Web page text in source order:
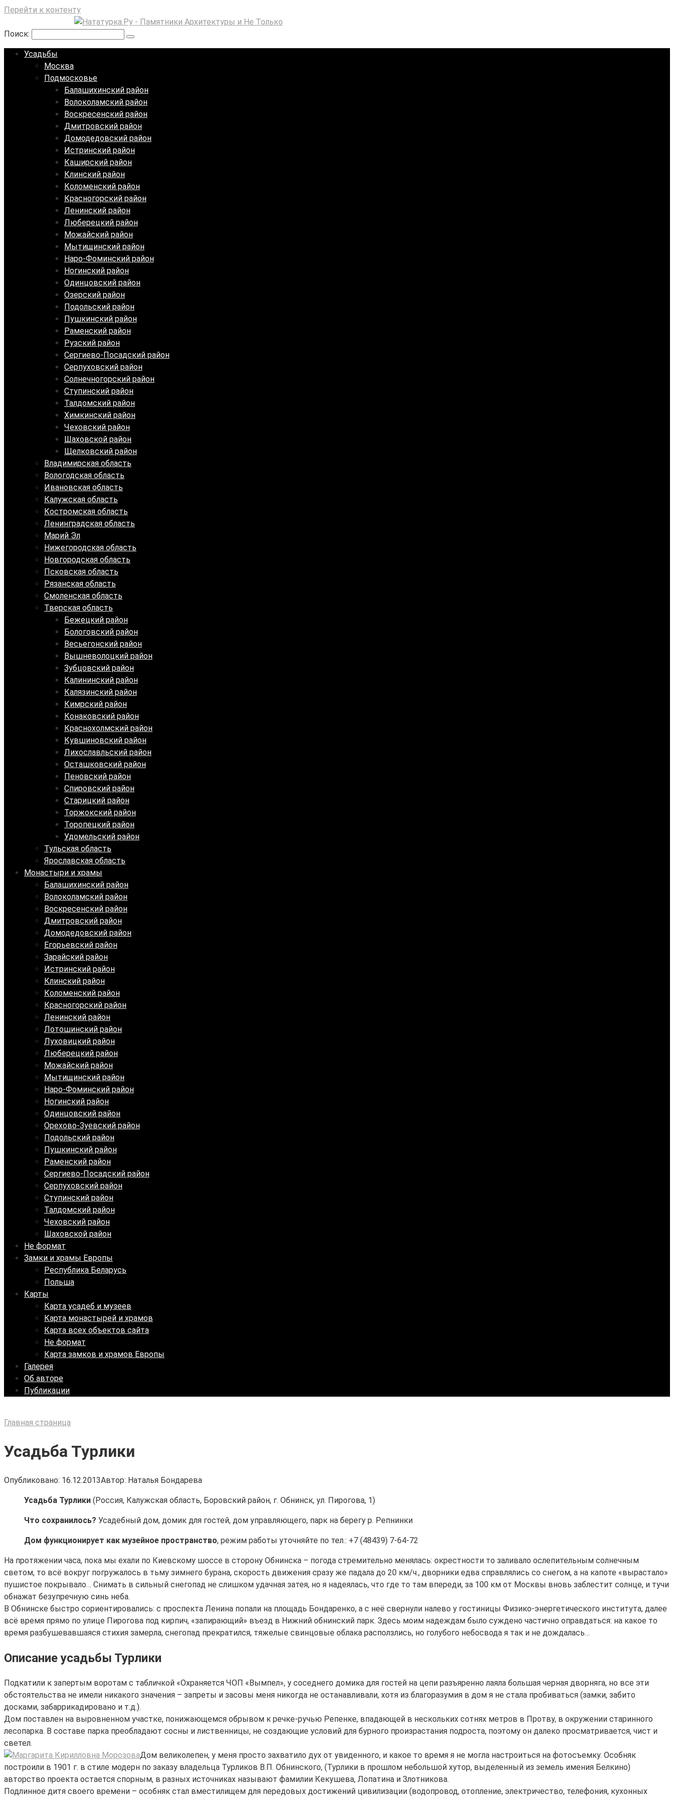
Перейти к контенту
Поиск:
Усадьбы
Москва
Подмосковье
Балашихинский район
Волоколамский район
Воскресенский район
Дмитровский район
Домодедовский район
Истринский район
Каширский район
Клинский район
Коломенский район
Красногорский район
Ленинский район
Люберецкий район
Можайский район
Мытищинский район
Наро-Фоминский район
Ногинский район
Одинцовский район
Озерский район
Подольский район
Пушкинский район
Раменский район
Рузский район
Сергиево-Посадский район
Серпуховский район
Солнечногорский район
Ступинский район
Талдомский район
Химкинский район
Чеховский район
Шаховской район
Щелковский район
Владимирская область
Вологодская область
Ивановская область
Калужская область
Костромская область
Ленинградская область
Марий Эл
Нижегородская область
Новгородская область
Псковская область
Рязанская область
Смоленская область
Тверская область
Бежецкий район
Бологовский район
Весьегонский район
Вышневолоцкий район
Зубцовский район
Калининский район
Калязинский район
Кимрский район
Конаковский район
Краснохолмский район
Кувшиновский район
Лихославльский район
Осташковский район
Пеновский район
Спировский район
Старицкий район
Торжокский район
Торопецкий район
Удомельский район
Тульская область
Ярославская область
Монастыри и храмы
Балашихинский район
Волоколамский район
Воскресенский район
Дмитровский район
Домодедовский район
Егорьевский район
Зарайский район
Истринский район
Клинский район
Коломенский район
Красногорский район
Ленинский район
Лотошинский район
Луховицкий район
Люберецкий район
Можайский район
Мытищинский район
Наро-Фоминский район
Ногинский район
Одинцовский район
Орехово-Зуевский район
Подольский район
Пушкинский район
Раменский район
Сергиево-Посадский район
Серпуховский район
Ступинский район
Талдомский район
Чеховский район
Шаховской район
Не формат
Замки и храмы Европы
Республика Беларусь
Польша
Карты
Карта усадеб и музеев
Карта монастырей и храмов
Карта всех объектов сайта
Не формат
Карта замков и храмов Европы
Галерея
Об авторе
Публикации
Главная страница
Усадьба Турлики
Опубликовано: 16.12.2013Автор: Наталья Бондарева
Усадьба Турлики (Россия, Калужская область, Боровский район, г. Обнинск, ул. Пирогова, 1)
Что сохранилось? Усадебный дом, домик для гостей, дом управляющего, парк на берегу р. Репнинки
Дом функционирует как музейное пространство, режим работы уточняйте по тел.: +7 (48439) 7-64-72
На протяжении часа, пока мы ехали по Киевскому шоссе в сторону Обнинска – погода стремительно менялась: окрестности то заливало ослепительным солнечным
светом, то всё вокруг погружалось в тьму зимнего бурана, скорость движения сразу же падала до 20 км/ч., дворники едва справлялись со снегом, а на капоте «вырастало»
пушистое покрывало… Снимать в сильный снегопад не слишком удачная затея, но я надеялась, что где то там впереди, за 100 км от Москвы вновь заблестит солнце, и тучи
обнажат безупречную синь неба.
В Обнинске быстро сориентировались: с проспекта Ленина попали на площадь Бондаренко, а с неё свернули налево у гостиницы Физико-энергетического института, далее
всё время прямо по улице Пирогова под кирпич, «запирающий» въезд в Нижний обнинский парк. Здесь моим надеждам было суждено частично оправдаться: на какое то
время разбушевавшаяся стихия замерла, снегопад прекратился, тяжелые свинцовые облака расползлись, но голубого небосвода я так и не дождалась…
Описание усадьбы Турлики
Подкатили к запертым воротам с табличкой «Охраняется ЧОП «Вымпел», у соседнего домика для гостей на цепи разъяренно лаяла большая черная дворняга, но все эти
обстоятельства не имели никакого значения – запреты и засовы меня никогда не останавливали, хотя из благоразумия в дом я не стала пробиваться (замки, забито
досками, забаррикадировано и т.д.).
Дом поставлен на выровненном участке, понижающемся обрывом к речке-ручью Репенке, впадающей в нескольких сотнях метров в Протву, в окружении старинного
лесопарка. В составе парка преобладают сосны и лиственницы, не создающие условий для бурного произрастания подроста, поэтому он далеко просматривается, чист и
светел.
Дом великолепен, у меня просто захватило дух от увиденного, и какое то время я не могла настроиться на фотосъемку. Особняк
построили в 1901 г. в стиле модерн по заказу владельца Турликов В.П. Обнинского, (Турлики в прошлом небольшой хутор, выделенный из земель имения Белкино)
авторство проекта остается спорным, в разных источниках называют фамилии Кекушева, Лопатина и Злотникова.
Подлинное дитя своего времени – особняк стал вместилищем для передовых достижений цивилизации (водопровод, отопление, электричество, телефония, кухонных